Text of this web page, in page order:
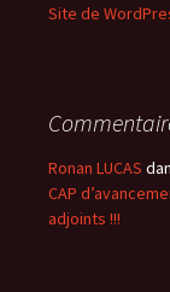
Site de
Ronan LUCAS
CAP
adjoints !!!